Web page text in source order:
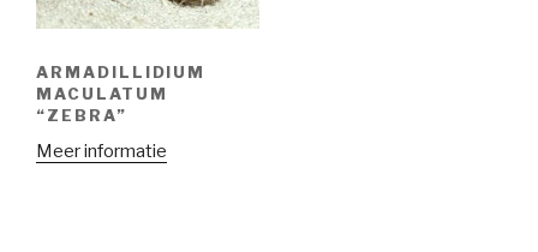
ARMADILLIDIUM
MACULATUM
“ZEBRA”
Meer informatie